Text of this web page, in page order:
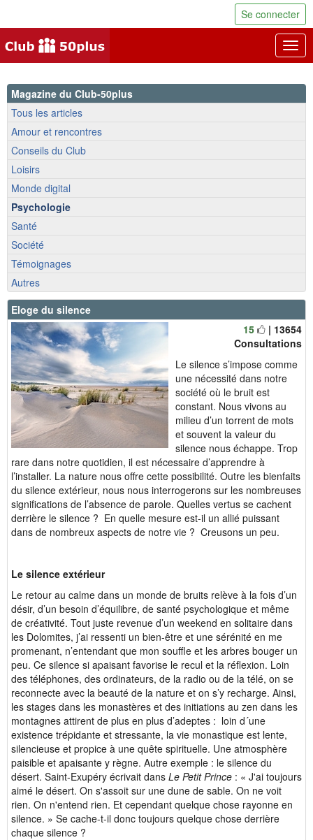
Se connecter
Magazine du Club-50plus
Tous les articles
Amour et rencontres
Conseils du Club
Loisirs
Monde digital
Psychologie
Santé
Société
Témoignages
Autres
Eloge du silence
15
| 13654
Consultations
Le silence s’impose comme
une nécessité dans notre
société où le bruit est
constant. Nous vivons au
milieu d’un torrent de mots
et souvent la valeur du
silence nous échappe. Trop
rare dans notre quotidien, il est nécessaire d’apprendre à
l’installer. La nature nous offre cette possibilité. Outre les bienfaits
du silence extérieur, nous nous interrogerons sur les nombreuses
significations de l’absence de parole. Quelles vertus se cachent
derrière le silence ? En quelle mesure est-il un allié puissant
dans de nombreux aspects de notre vie ? Creusons un peu.
Le silence extérieur
Le retour au calme dans un monde de bruits relève à la fois d’un
désir, d’un besoin d’équilibre, de santé psychologique et même
de créativité. Tout juste revenue d’un weekend en solitaire dans
les Dolomites, j’ai ressenti un bien-être et une sérénité en me
promenant, n’entendant que mon souffle et les arbres bouger un
peu. Ce silence si apaisant favorise le recul et la réflexion. Loin
des téléphones, des ordinateurs, de la radio ou de la télé, on se
reconnecte avec la beauté de la nature et on s’y recharge. Ainsi,
les stages dans les monastères et des initiations au zen dans les
montagnes attirent de plus en plus d’adeptes : loin d´une
existence trépidante et stressante, la vie monastique est lente,
silencieuse et propice à une quête spirituelle. Une atmosphère
paisible et apaisante y règne. Autre exemple : le silence du
désert. Saint-Exupéry écrivait dans Le Petit Prince : « J'ai toujours
aimé le désert. On s'assoit sur une dune de sable. On ne voit
rien. On n'entend rien. Et cependant quelque chose rayonne en
silence. » Se cache-t-il donc toujours quelque chose derrière
chaque silence ?